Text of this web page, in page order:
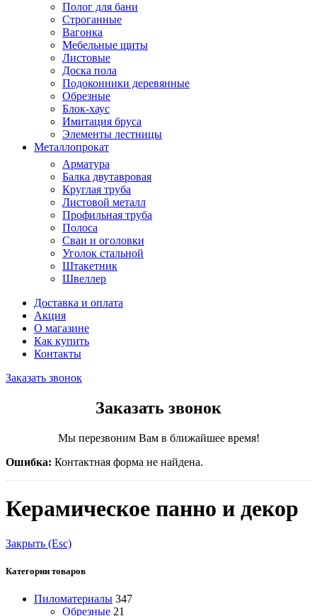
Полог для бани
Строганные
Вагонка
Мебельные щиты
Листовые
Доска пола
Подоконники деревянные
Обрезные
Блок-хаус
Имитация бруса
Элементы лестницы
Металлопрокат
Арматура
Балка двутавровая
Круглая труба
Листовой металл
Профильная труба
Полоса
Сваи и оголовки
Уголок стальной
Штакетник
Швеллер
Доставка и оплата
Акция
О магазине
Как купить
Контакты
Заказать звонок
Заказать звонок
Мы перезвоним Вам в ближайшее время!
Ошибка: Контактная форма не найдена.
Керамическое панно и декор
Закрыть (Esc)
Категории товаров
Пиломатериалы 347
Обрезные 21